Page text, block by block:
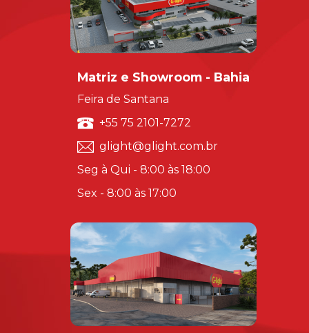
Matriz e Showroom - Bahia
Feira de Santana
+55 75 2101-7272
glight@glight.com.br
Seg à Qui - 8:00 às 18:00
Sex - 8:00 às 17:00